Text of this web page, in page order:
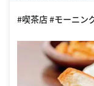
#喫茶店 #モーニン